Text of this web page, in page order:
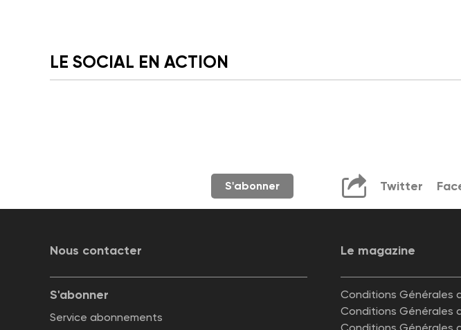
LE SOCIAL EN ACTION
S'abonner Twitter
Nous contacter Le magazine
S'abonner
Service abonnements
Conditions Générales
Conditions Générales